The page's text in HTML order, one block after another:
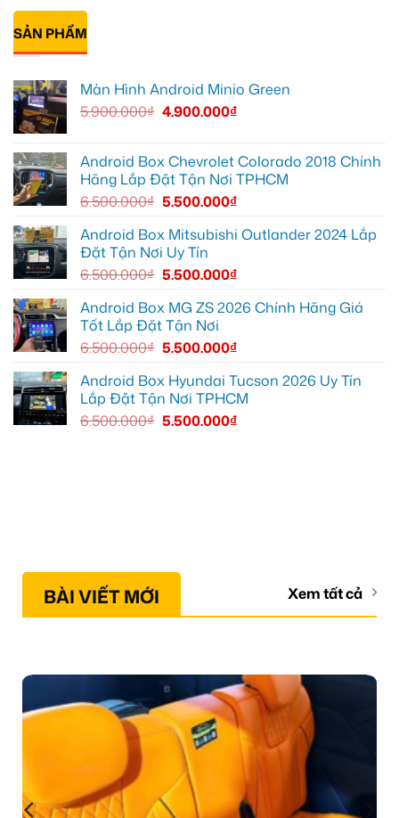
Quận
9
vì
thiếu
ích
Quận
1,
nâng
bi
gầm
ô
Ford
Everest
tại
ánh
sáng
tốt
có
luận
ở
Anh
Camera
trình
XL7
tại
Quận
để
mọi
cung
đường
SẢN PHẨM
Màn Hình Android Minio Green
5.900.000₫ 4.900.000₫
Android Box Chevrolet Colorado 2018 Chính
Hãng Lắp Đặt Tận Nơi TPHCM
6.500.000₫ 5.500.000₫
Android Box Mitsubishi Outlander 2024 Lắp
Đặt Tận Nơi Uy Tín
6.500.000₫ 5.500.000₫
Android Box MG ZS 2026 Chính Hãng Giá
Tốt Lắp Đặt Tận Nơi
6.500.000₫ 5.500.000₫
Android Box Hyundai Tucson 2026 Uy Tín
Lắp Đặt Tận Nơi TPHCM
6.500.000₫ 5.500.000₫
BÀI VIẾT MỚI Xem tất cả